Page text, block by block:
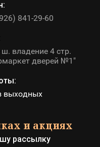
841-29-60
владение 4 стр.
дверей №1"
выходных
и акциях
рассылку